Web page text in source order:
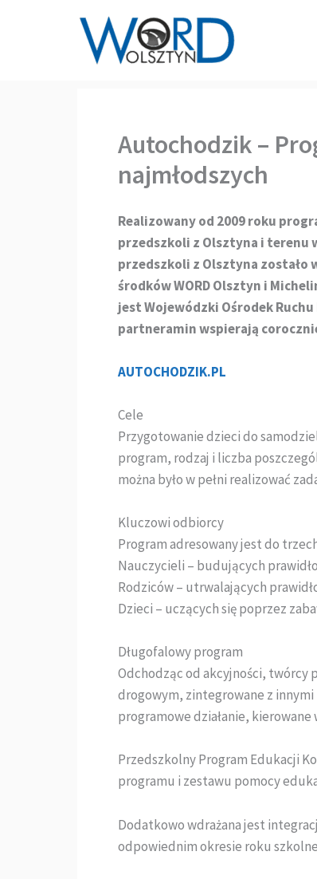
Autochodzik –
najmłodszych
Realizowany od 2009 roku
przedszkoli z Olsztyna i terenu
przedszkoli z Olsztyna zostało
środków WORD Olsztyn i
jest Wojewódzki Ośrodek
partneramin wspierają
AUTOCHODZIK.PL
Cele
Przygotowanie dzieci do
program, rodzaj i liczba
można było w pełni realizować
Kluczowi odbiorcy
Program adresowany jest do
Nauczycieli – budujących
Rodziców – utrwalających
Dzieci – uczących się poprzez
Długofalowy program
Odchodząc od akcyjności, twórcy
drogowym, zintegrowane z
programowe działanie,
Przedszkolny Program Edukacji
programu i zestawu pomocy
Dodatkowo wdrażana jest
odpowiednim okresie roku